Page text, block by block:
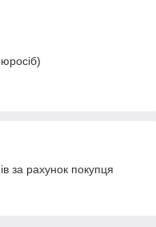
за рахунок покупця